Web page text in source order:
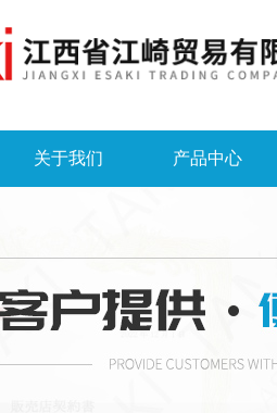
关于我们 产品中心